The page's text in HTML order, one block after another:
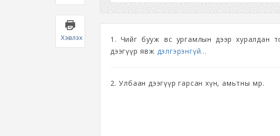
Хэвлэх 1. Чийг бууж өвс ургамлын дээр хуралдан
дээгүүр явж дэлгэрэнгүй...
2. Улбаан дээгүүр гарсан хүн, амьтны мөр.